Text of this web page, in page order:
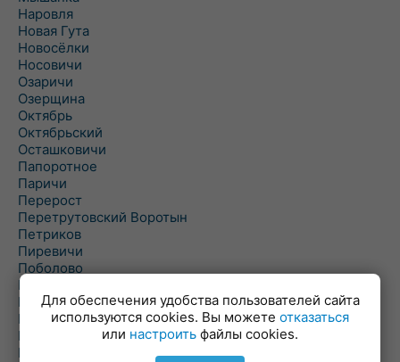
Наровля
Новая Гута
Новосёлки
Носовичи
Озаричи
Озерщина
Октябрь
Октябрьский
Осташковичи
Папоротное
Паричи
Перерост
Перетрутовский Воротын
Петриков
Пиревичи
Поболово
Поколюбичи
Полесье
Птичь
Речица
Ровенская Слобода
Для обеспечения удобства пользователей сайта
используются cookies. Вы можете отказаться
или настроить файлы cookies.